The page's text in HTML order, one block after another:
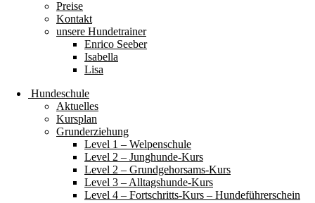
Preise
Kontakt
unsere Hundetrainer
Enrico Seeber
Isabella
Lisa
Hundeschule
Aktuelles
Kursplan
Grunderziehung
Level 1 – Welpenschule
Level 2 – Junghunde-Kurs
Level 2 – Grundgehorsams-Kurs
Level 3 – Alltagshunde-Kurs
Level 4 – Fortschritts-Kurs – Hundeführerschein